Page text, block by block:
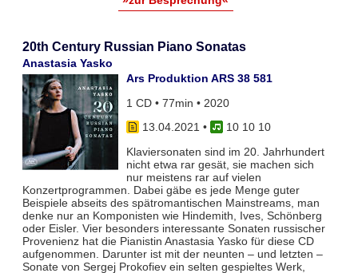
20th Century Russian Piano Sonatas
Anastasia Yasko
Ars Produktion ARS 38 581
1 CD • 77min • 2020
13.04.2021 •
10 10 10
Klaviersonaten sind im 20. Jahrhundert
nicht etwa rar gesät, sie machen sich
nur meistens rar auf vielen
Konzertprogrammen. Dabei gäbe es jede Menge guter
Beispiele abseits des spätromantischen Mainstreams, man
denke nur an Komponisten wie Hindemith, Ives, Schönberg
oder Eisler. Vier besonders interessante Sonaten russischer
Provenienz hat die Pianistin Anastasia Yasko für diese CD
aufgenommen. Darunter ist mit der neunten – und letzten –
Sonate von Sergej Prokofiev ein selten gespieltes Werk,